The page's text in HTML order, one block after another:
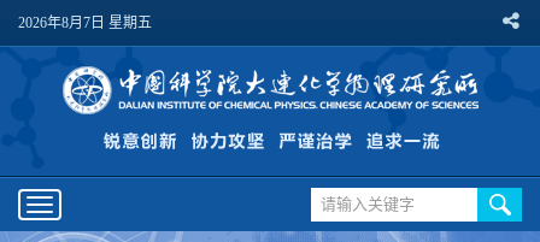
2026年8月7日 星期五
Toggle
navigation